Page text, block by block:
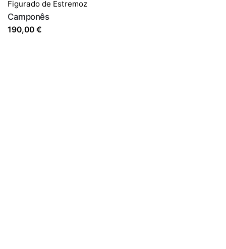
Figurado de Estremoz
Camponês
190,00 €